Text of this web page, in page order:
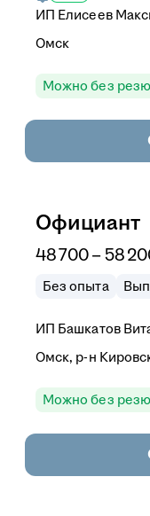
ИП Елисеев
Омск
Можно без
Официант
48 700–58
Без опыта
ИП Башкатов
Омск, р-н
Можно без